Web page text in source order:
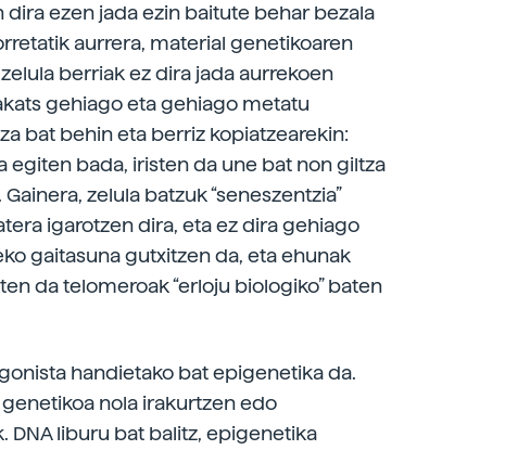
ezen jada ezin baitute behar bezala
aurrera, material genetikoaren
berriak ez dira jada aurrekoen
gehiago eta gehiago metatu
bat behin eta berriz kopiatzearekin:
egiten bada, iristen da une bat non giltza
zelula batzuk “seneszentzia”
igarotzen dira, eta ez dira gehiago
gaitasuna gutxitzen da, eta ehunak
da telomeroak “erloju biologiko” baten
handietako bat epigenetika da.
nola irakurtzen edo
liburu bat balitz, epigenetika